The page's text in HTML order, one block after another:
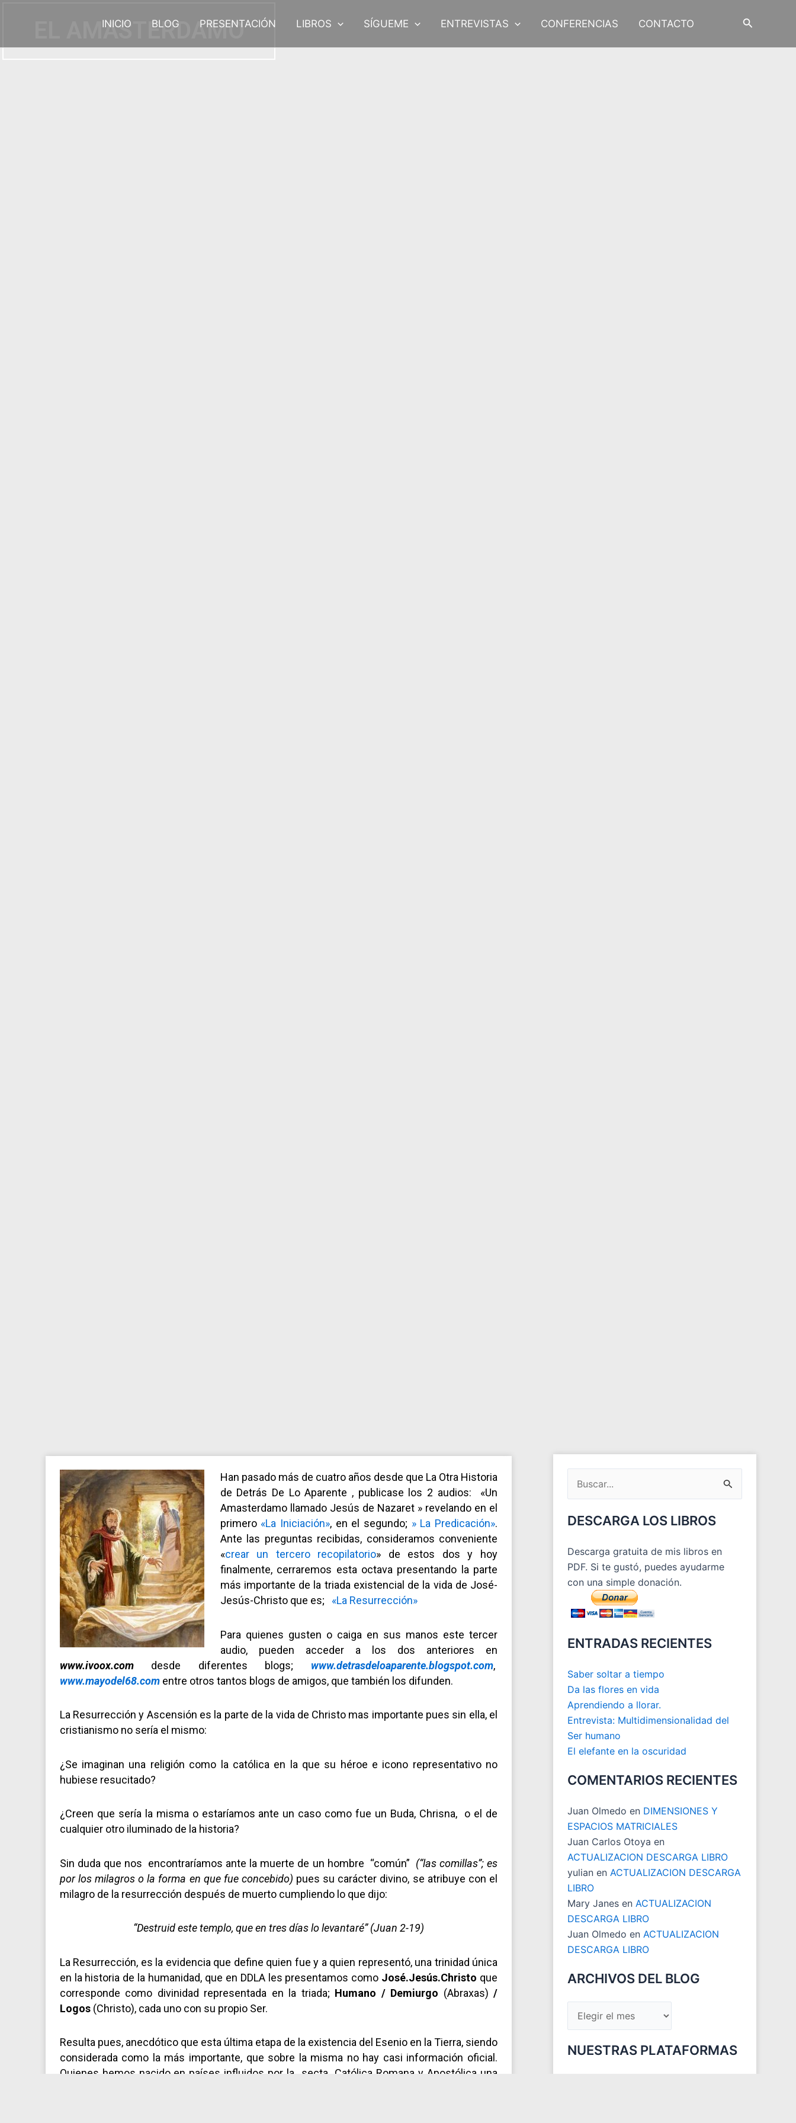
INICIO BLOG PRESENTACIÓN LIBROS SÍGUEME ENTREVISTAS CONFERENCIAS CONTACTO Buscar
EL AMASTERDAMO
Han pasado más de cuatro años desde que La Otra Historia
de Detrás De Lo Aparente , publicase los 2 audios: «Un
Amasterdamo llamado Jesús de Nazaret » revelando en el
primero «La Iniciación», en el segundo; » La Predicación».
Ante las preguntas recibidas, consideramos conveniente
«crear un tercero recopilatorio» de estos dos y hoy
finalmente, cerraremos esta octava presentando la parte
más importante de la triada existencial de la vida de José-
Jesús-Christo que es;
«La Resurrección»
Para quienes gusten o caiga en sus manos este tercer
audio, pueden acceder a los dos anteriores en
www.ivoox.comdesde diferentes blogs; www.detrasdeloaparente.blogspot.com,
www.mayodel68.comentre otros tantos blogs de amigos, que también los difunden.
La Resurrección y Ascensión es la parte de la vida de Christo mas importante pues sin ella, el
cristianismo no sería el mismo:
¿Se imaginan una religión como la católica en la que su héroe e icono representativo no
hubiese resucitado?
¿Creen que sería la misma o estaríamos ante un caso como fue un Buda, Chrisna, o el de
cualquier otro iluminado de la historia?
Sin duda que nos encontraríamos ante la muerte de un hombre “común” (“las comillas”; es
por los milagros o la forma en que fue concebido) pues su carácter divino, se atribuye con el
milagro de la resurrección después de muerto cumpliendo lo que dijo:
“Destruid este templo, que en tres días lo levantaré” (Juan 2-19)
La Resurrección, es la evidencia que define quien fue y a quien representó, una trinidad única
en la historia de la humanidad, que en DDLA les presentamos como José.Jesús.Christo que
corresponde como divinidad representada en la triada; Humano / Demiurgo (Abraxas)/
Logos(Christo), cada uno con su propio Ser.
Resulta pues, anecdótico que esta última etapa de la existencia del Esenio en la Tierra, siendo
considerada como la más importante, que sobre la misma no hay casi información oficial.
Quienes hemos nacido en países influidos por la secta Católica Romana y Apostólica una
Buscar
por:
DESCARGA LOS LIBROS
Descarga gratuita de mis libros en
PDF. Si te gustó, puedes ayudarme
con una simple donación.
ENTRADAS RECIENTES
Saber soltar a tiempo
Da las flores en vida
Aprendiendo a llorar.
Entrevista: Multidimensionalidad del
Ser humano
El elefante en la oscuridad
COMENTARIOS RECIENTES
Juan Olmedo en DIMENSIONES Y
ESPACIOS MATRICIALES
Juan Carlos Otoya en
ACTUALIZACION DESCARGA LIBRO
yulian en ACTUALIZACION DESCARGA
LIBRO
Mary Janes en ACTUALIZACION
DESCARGA LIBRO
Juan Olmedo en ACTUALIZACION
DESCARGA LIBRO
ARCHIVOS DEL BLOG
ARCHIVOS
DEL
BLOG
NUESTRAS PLATAFORMAS